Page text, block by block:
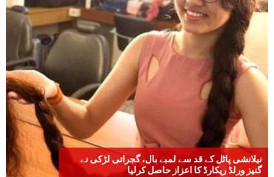
نیلانشی پاٹل کے قد سے لمبے بال، گجراتی لڑکی نے
گنیز ورلڈ ریکارڈ کا اعزاز حاصل کرلیا